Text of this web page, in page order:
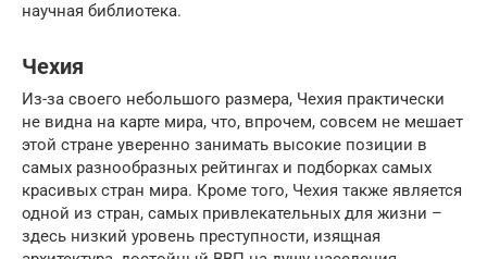
научная библиотека.
Чехия
Из-за своего небольшого размера, Чехия практически
не видна на карте мира, что, впрочем, совсем не мешает
этой стране уверенно занимать высокие позиции в
самых разнообразных рейтингах и подборках самых
красивых стран мира. Кроме того, Чехия также является
одной из стран, самых привлекательных для жизни –
здесь низкий уровень преступности, изящная